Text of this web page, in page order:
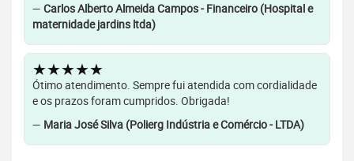
— Carlos Alberto Almeida Campos - Financeiro (Hospital e
maternidade jardins ltda)
★★★★★
Ótimo atendimento. Sempre fui atendida com cordialidade
e os prazos foram cumpridos. Obrigada!
— Maria José Silva (Polierg Indústria e Comércio - LTDA)